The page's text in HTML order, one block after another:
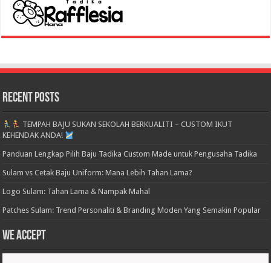
Recent Posts
TEMPAH BAJU SUKAN SEKOLAH BERKUALITI – CUSTOM IKUT
KEHENDAK ANDA!
Panduan Lengkap Pilih Baju Tadika Custom Made untuk Pengusaha Tadika
Sulam vs Cetak Baju Uniform: Mana Lebih Tahan Lama?
Logo Sulam: Tahan Lama & Nampak Mahal
Patches Sulam: Trend Personaliti & Branding Moden Yang Semakin Popular
We accept